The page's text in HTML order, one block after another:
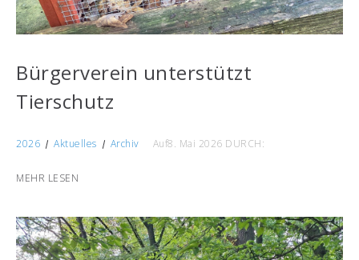
Bürgerverein unterstützt
Tierschutz
2026 Aktuelles Archiv Auf8. Mai 2026 DURCH:
MEHR LESEN